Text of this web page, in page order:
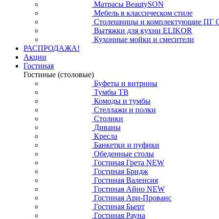
Матрасы BeautySON
Мебель в классическом стиле
Столешницы и комплектующие ПГ
Вытяжки для кухни ELIKOR
Кухонные мойки и смесители
РАСПРОДАЖА!
Акции
Гостиная
Гостиные (столовые)
Буфеты и витрины
Тумбы ТВ
Комоды и тумбы
Стеллажи и полки
Столики
Диваны
Кресла
Банкетки и пуфики
Обеденные столы
Гостиная Грета NEW
Гостиная Бридж
Гостиная Валенсия
Гостиная Айно NEW
Гостиная Ари-Прованс
Гостиная Бьерт
Гостиная Рауна